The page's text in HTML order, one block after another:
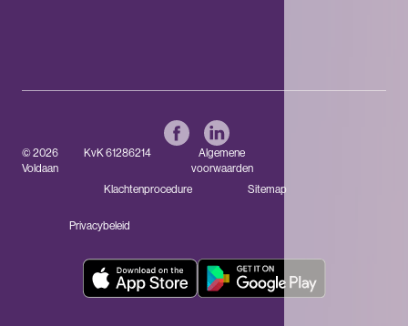
© 2026
Voldaan
KvK 61286214
Algemene
voorwaarden
Privacybeleid
Klachtenprocedure Sitemap